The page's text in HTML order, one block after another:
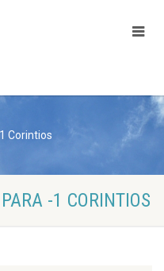
1 Corintios
-1 CORINTIOS